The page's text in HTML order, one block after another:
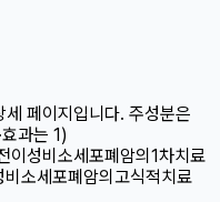
페이지입니다. 주성분은
과는 1)
이성비소세포폐암의1차치료
소세포폐암의고식적치료